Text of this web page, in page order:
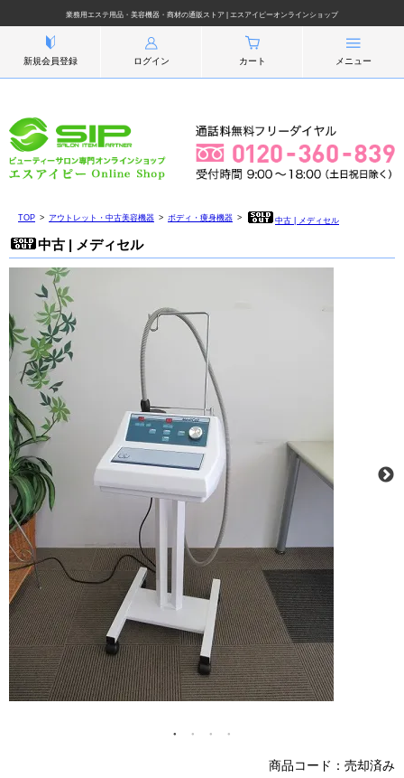
業務用エステ用品・美容機器・商材の通販ストア | エスアイピーオンラインショップ
新規会員登録 ログイン カート メニュー
TOP アウトレット・中古美容機器 ボディ・痩身機器 中古 | メディセル
中古 | メディセル
商品コード：売却済み